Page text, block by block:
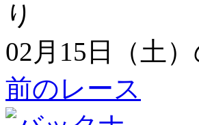
02月15日（土
前のレース